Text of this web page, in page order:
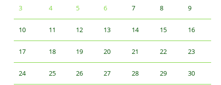
3 4 5 6 7 8 9
10 11 12 13 14 15 16
17 18 19 20 21 22 23
24 25 26 27 28 29 30